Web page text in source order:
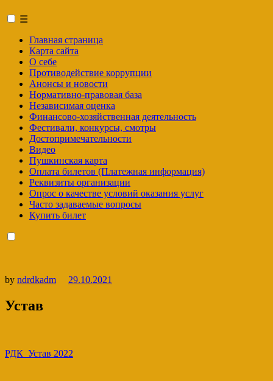
☰
Главная страница
Карта сайта
О себе
Противодействие коррупции
Анонсы и новости
Нормативно-правовая база
Независимая оценка
Финансово-хозяйственная деятельность
Фестивали, конкурсы, смотры
Достопримечательности
Видео
Пушкинская карта
Оплата билетов (Платежная информация)
Реквизиты организации
Опрос о качестве условий оказания услуг
Часто задаваемые вопросы
Купить билет
by ndrdkadm 29.10.2021
Устав
РДК_Устав 2022